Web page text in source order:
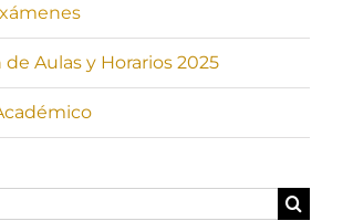
Aulas y Horarios 2025